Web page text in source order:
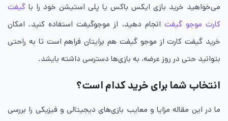
می‌خواهید خرید بازی ایکس باکس یا پلی استیشن خود را با گیفت
کارت موجو گیفت انجام دهید، از موجوگیفت استفاده کنید. امکان
خرید گیفت کارت از موجو گیفت هم برایتان فراهم است تا به راحتی
بتوانید حتی در روز عرضه، به بازی‌ها دسترسی داشته بایشد.
انتخاب شما برای خرید کدام است؟
ما در این مقاله مزایا و معایب بازی‌های دیجیتالی و فیزیکی را بررسی